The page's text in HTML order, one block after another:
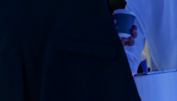
عن الشركة
عن الشركة